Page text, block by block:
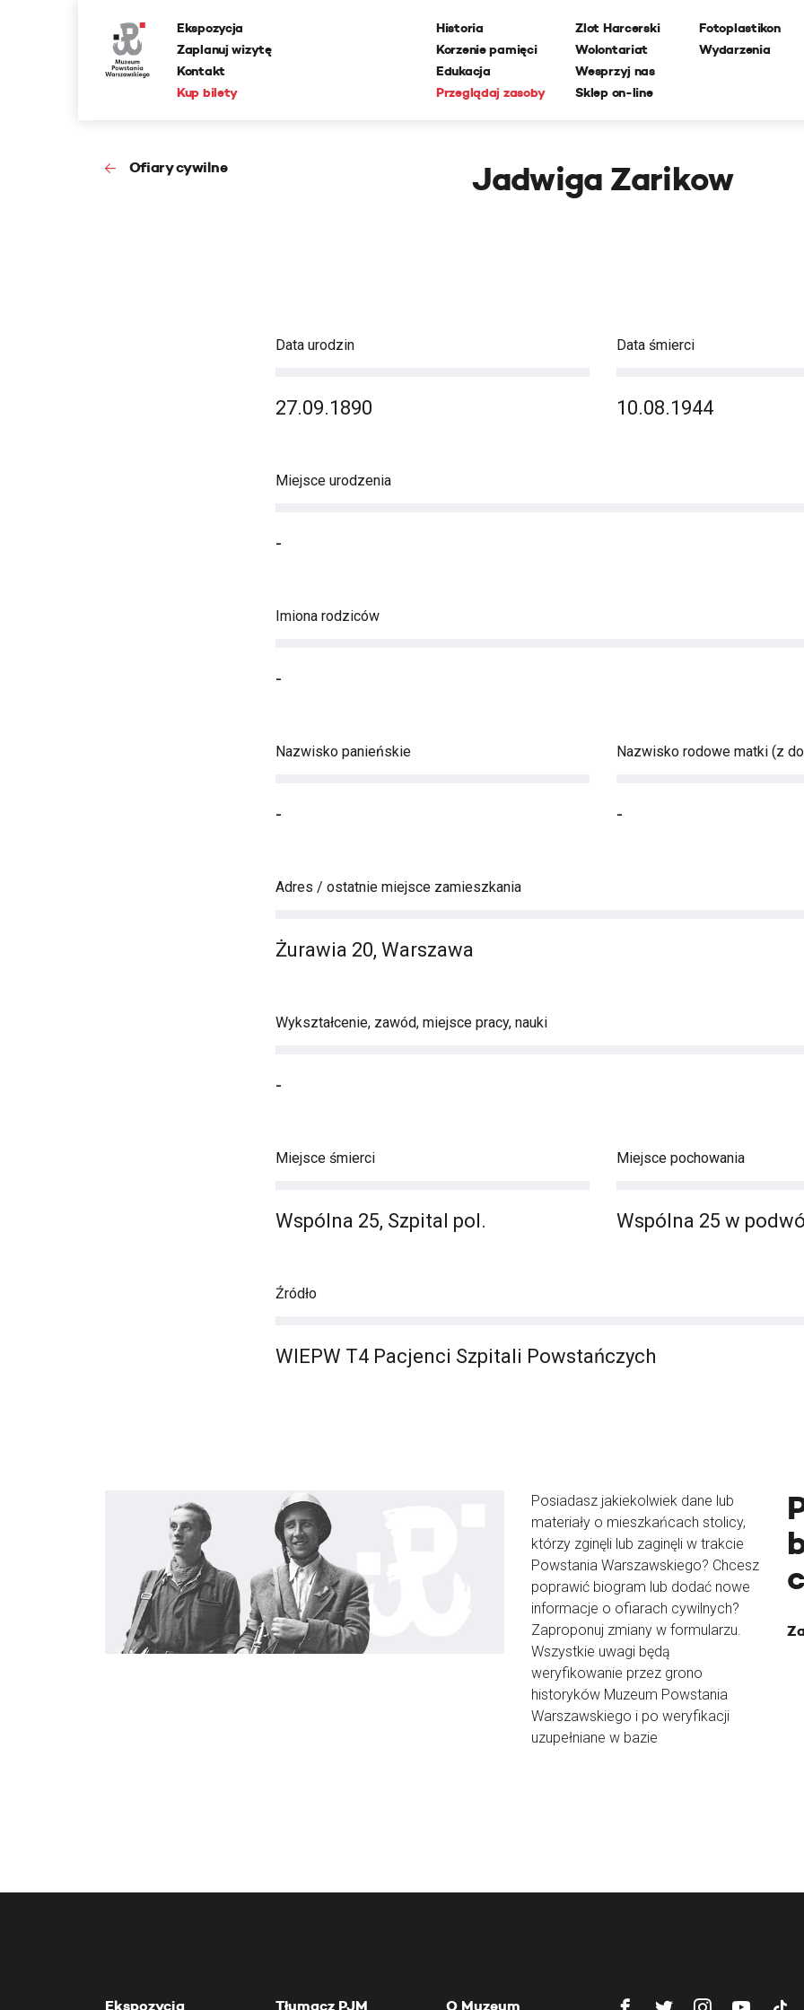
Ekspozycja
Zaplanuj wizytę
Kontakt
Kup bilety
Historia
Korzenie pamięci
Edukacja
Przeglądaj zasoby
Zlot Harcerski
Wolontariat
Wesprzyj nas
Sklep on-line
Fotoplastikon
Wydarzenia
Ofiary cywilne Jadwiga Zarikow
Data urodzin
27.09.1890
Data śmierci
10.08.1944
Miejsce urodzenia
-
Imiona rodziców
-
Nazwisko panieńskie
-
Nazwisko rodowe matki (z
-
Adres / ostatnie miejsce zamieszkania
Żurawia 20, Warszawa
Wykształcenie, zawód, miejsce pracy, nauki
-
Miejsce śmierci
Wspólna 25, Szpital pol.
Miejsce pochowania
Wspólna 25 w
Źródło
WIEPW T4 Pacjenci Szpitali Powstańczych
Posiadasz jakiekolwiek dane lub
materiały o mieszkańcach stolicy,
którzy zginęli lub zaginęli w trakcie
Powstania Warszawskiego? Chcesz
poprawić biogram lub dodać nowe
informacje o ofiarach cywilnych?
Zaproponuj zmiany w formularzu.
Wszystkie uwagi będą
weryfikowanie przez grono
historyków Muzeum Powstania
Warszawskiego i po weryfikacji
uzupełniane w bazie
Ekspozycja Tłumacz PJM O Muzeum